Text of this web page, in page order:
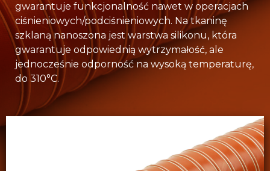
gwarantuje funkcjonalność nawet w operacjach
ciśnieniowych/podciśnieniowych. Na tkaninę
szklaną nanoszona jest warstwa silikonu, która
gwarantuje odpowiednią wytrzymałość, ale
jednocześnie odporność na wysoką temperaturę,
do 310°C.